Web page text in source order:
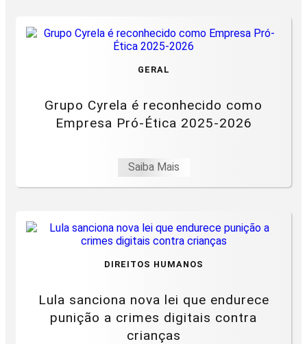
GERAL
Grupo Cyrela é reconhecido como
Empresa Pró-Ética 2025-2026
Saiba Mais
DIREITOS HUMANOS
Lula sanciona nova lei que endurece
punição a crimes digitais contra
crianças